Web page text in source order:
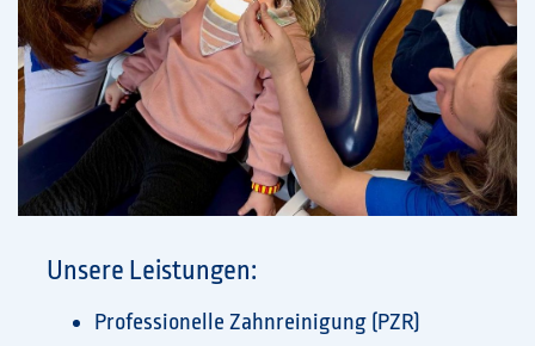
Unsere Leistungen:
Professionelle Zahnreinigung (PZR)